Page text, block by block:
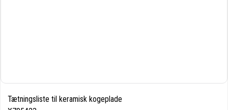
Tætningsliste til keramisk kogeplade